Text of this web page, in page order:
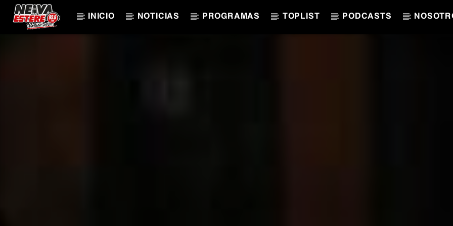
INICIO NOTICIAS PROGRAMAS TOPLIST PODCASTS